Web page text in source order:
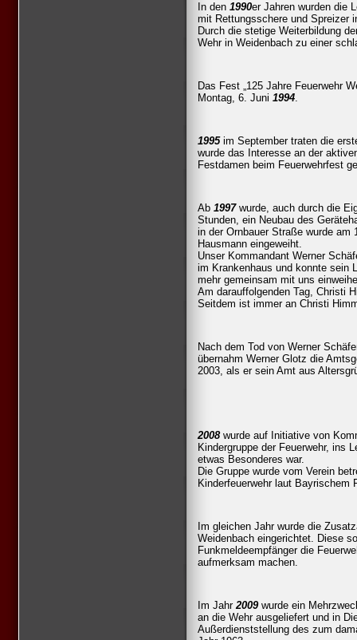
In den 1990er Jahren wurden die
mit Rettungsschere und Spreizer
Durch die stetige Weiterbildung
Wehr in Weidenbach zu einer
Das Fest „125 Jahre Feuerwehr
Montag, 6. Juni 1994.
1995im September traten die
wurde das Interesse an der
Festdamen beim Feuerwehrfest
Ab 1997wurde, auch durch die
Stunden, ein Neubau des
in der Ornbauer Straße wurde am
Hausmann eingeweiht.
Unser Kommandant Werner
im Krankenhaus und konnte sein
mehr gemeinsam mit uns
Am darauffolgenden Tag, Christi
Seitdem ist immer an Christi
Nach dem Tod von Werner
übernahm Werner Glotz die
2003, als er sein Amt aus
2008wurde auf Initiative von
Kindergruppe der Feuerwehr, ins
etwas Besonderes war.
Die Gruppe wurde vom Verein
Kinderfeuerwehr laut Bayrischem
Im gleichen Jahr wurde die
Weidenbach eingerichtet. Diese
Funkmeldeempfänger die
aufmerksam machen.
Im Jahr2009wurde ein
an die Wehr ausgeliefert und in
Außerdienststellung des zum